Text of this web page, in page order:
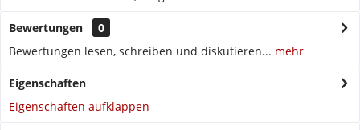
Bewertungen
0
Bewertungen lesen, schreiben und diskutieren... mehr
Eigenschaften
Eigenschaften aufklappen